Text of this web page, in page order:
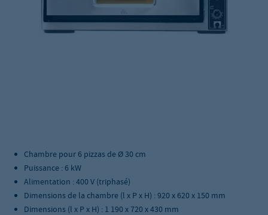
Chambre pour 6 pizzas de Ø 30 cm
Puissance : 6 kW
Alimentation : 400 V (triphasé)
Dimensions de la chambre (l x P x H) : 920 x 620 x 150 mm
Dimensions (l x P x H) : 1 190 x 720 x 430 mm